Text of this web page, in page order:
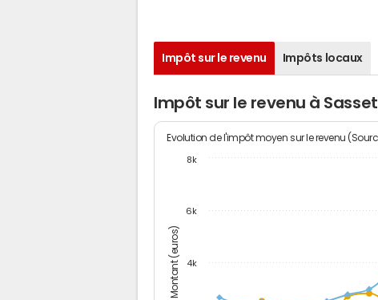
Impôt sur le revenu Impôts locaux
Impôt sur le revenu à
Montant (euros)
Evolution de l'impôt moyen sur le revenu
4k
6k
8k